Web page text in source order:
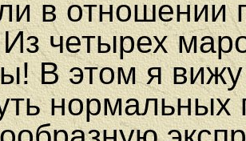
в отношении
Из четырех
В этом я
нормальных